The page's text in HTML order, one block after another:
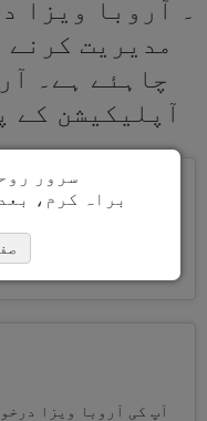
۔ آروبا ویزا
مدیریت کرنے
چاہئے ہے۔
آپلیکیشن کے
ایک ساتھ کئی ویزے
درج
آپ کی آروبا ویزا
سرور
براہ کرم،